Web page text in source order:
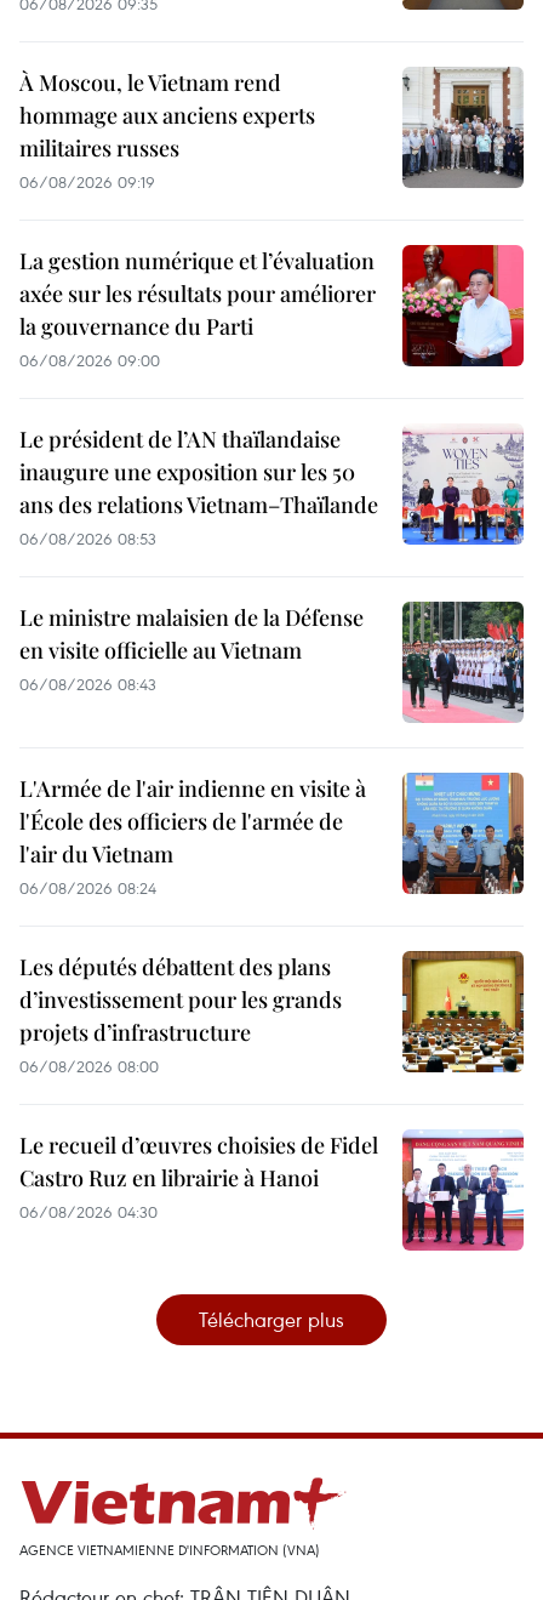
À Moscou, le Vietnam rend
hommage aux anciens experts
militaires russes
06/08/2026 09:19
La gestion numérique et l’évaluation
axée sur les résultats pour améliorer
la gouvernance du Parti
06/08/2026 09:00
Le président de l’AN thaïlandaise
inaugure une exposition sur les 50
ans des relations Vietnam–Thaïlande
06/08/2026 08:53
Le ministre malaisien de la Défense
en visite officielle au Vietnam
06/08/2026 08:43
L'Armée de l'air indienne en visite à
l'École des officiers de l'armée de
l'air du Vietnam
06/08/2026 08:24
Les députés débattent des plans
d’investissement pour les grands
projets d’infrastructure
06/08/2026 08:00
Le recueil d’œuvres choisies de Fidel
Castro Ruz en librairie à Hanoi
06/08/2026 04:30
Télécharger plus
AGENCE VIETNAMIENNE D'INFORMATION (VNA)